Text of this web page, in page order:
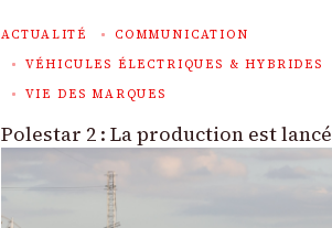
ACTUALITÉ
COMMUNICATION
VÉHICULES ÉLECTRIQUES & HYBRIDES
VIE DES MARQUES
Polestar 2 : La production est